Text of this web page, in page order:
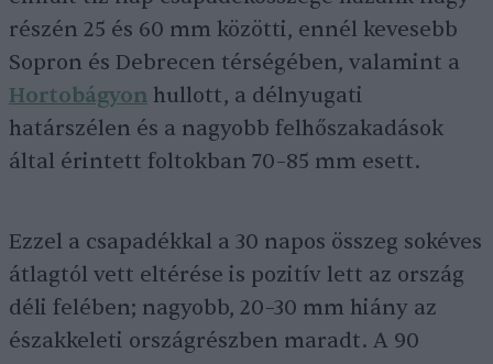
részén 25 és 60 mm közötti, ennél kevesebb
Sopron és Debrecen térségében, valamint a
Hortobágyon hullott, a délnyugati
határszélen és a nagyobb felhőszakadások
által érintett foltokban 70–85 mm esett.
Ezzel a csapadékkal a 30 napos összeg sokéves
átlagtól vett eltérése is pozitív lett az ország
déli felében; nagyobb, 20–30 mm hiány az
északkeleti országrészben maradt. A 90